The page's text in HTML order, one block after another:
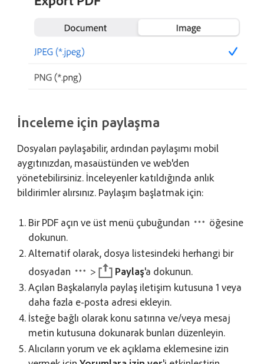
İnceleme için paylaşma
Dosyaları paylaşabilir, ardından paylaşımı mobil
aygıtınızdan, masaüstünden ve web'den
yönetebilirsiniz. İnceleyenler katıldığında anlık
bildirimler alırsınız. Paylaşım başlatmak için:
Bir PDF açın ve üst menü çubuğundan
öğesine
dokunun.
Alternatif olarak, dosya listesindeki herhangi bir
dosyadan
> Paylaş'a dokunun.
Açılan Başkalarıyla paylaş iletişim kutusuna 1 veya
daha fazla e-posta adresi ekleyin.
İsteğe bağlı olarak konu satırına ve/veya mesaj
metin kutusuna dokunarak bunları düzenleyin.
Alıcıların yorum ve ek açıklama eklemesine izin